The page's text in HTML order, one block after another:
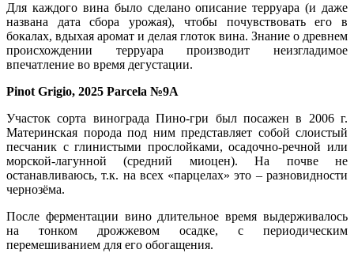
Для каждого вина было сделано описание терруара (и даже
названа дата сбора урожая), чтобы почувствовать его в
бокалах, вдыхая аромат и делая глоток вина. Знание о древнем
происхождении терруара производит неизгладимое
впечатление во время дегустации.
Pinot Grigio, 2025 Parcela №9A
Участок сорта винограда Пино-гри был посажен в 2006 г.
Материнская порода под ним представляет собой слоистый
песчаник с глинистыми прослойками, осадочно-речной или
морской-лагунной (средний миоцен). На почве не
останавливаюсь, т.к. на всех «парцелах» это – разновидности
чернозёма.
После ферментации вино длительное время выдерживалось
на тонком дрожжевом осадке, с периодическим
перемешиванием для его обогащения.